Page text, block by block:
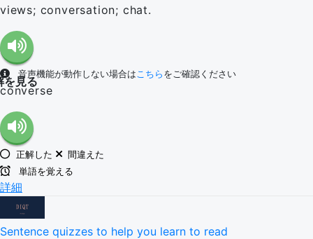
views; conversation; chat.
音声機能が動作しない場合はこちら をご確認ください
を見る
converse
正解した
間違えた
単語を覚える
詳細
Sentence quizzes to help you learn to read